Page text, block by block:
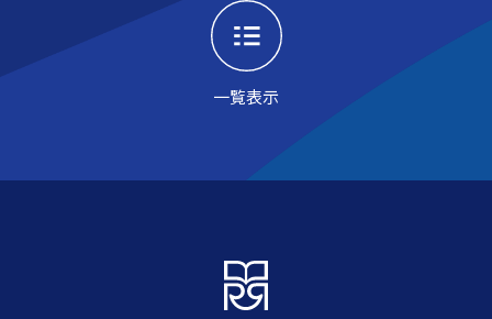
一覧表示